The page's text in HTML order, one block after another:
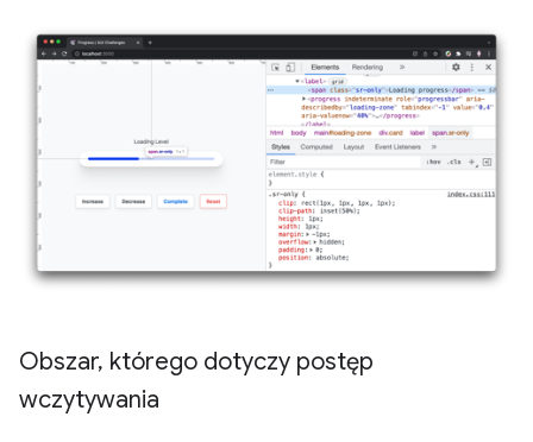
Obszar, którego dotyczy postęp
wczytywania